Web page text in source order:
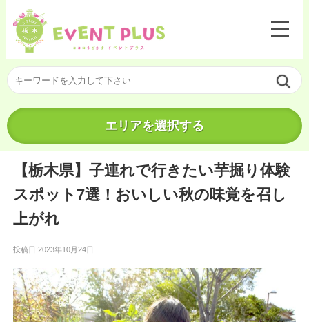
エリアを選択する
【栃木県】子連れで行きたい芋掘り体験
スポット7選！おいしい秋の味覚を召し
上がれ
投稿日:2023年10月24日